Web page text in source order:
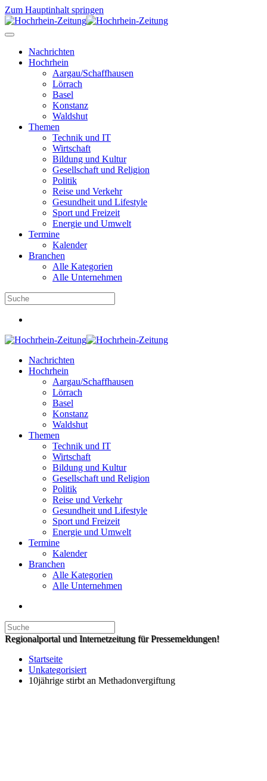
Zum Hauptinhalt springen
Nachrichten
Hochrhein
Aargau/Schaffhausen
Lörrach
Basel
Konstanz
Waldshut
Themen
Technik und IT
Wirtschaft
Bildung und Kultur
Gesellschaft und Religion
Politik
Reise und Verkehr
Gesundheit und Lifestyle
Sport und Freizeit
Energie und Umwelt
Termine
Kalender
Branchen
Alle Kategorien
Alle Unternehmen
Nachrichten
Hochrhein
Aargau/Schaffhausen
Lörrach
Basel
Konstanz
Waldshut
Themen
Technik und IT
Wirtschaft
Bildung und Kultur
Gesellschaft und Religion
Politik
Reise und Verkehr
Gesundheit und Lifestyle
Sport und Freizeit
Energie und Umwelt
Termine
Kalender
Branchen
Alle Kategorien
Alle Unternehmen
Regionalportal und Internetzeitung für Pressemeldungen!
Startseite
Unkategorisiert
10jährige stirbt an Methadonvergiftung